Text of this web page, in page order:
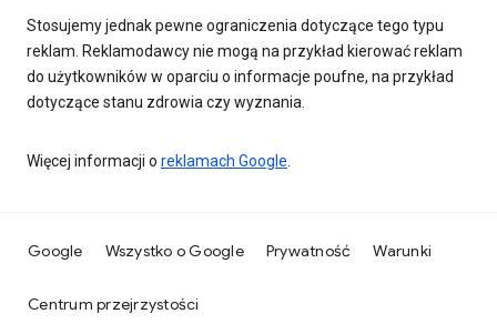
Stosujemy jednak pewne ograniczenia dotyczące tego typu
reklam. Reklamodawcy nie mogą na przykład kierować reklam
do użytkowników w oparciu o informacje poufne, na przykład
dotyczące stanu zdrowia czy wyznania.
Więcej informacji o reklamach Google.
Google Wszystko o Google Prywatność Warunki
Centrum przejrzystości